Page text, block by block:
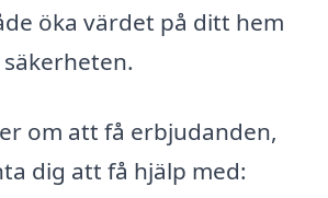
öka värdet på ditt hem
om att få erbjudanden,
dig att få hjälp med: